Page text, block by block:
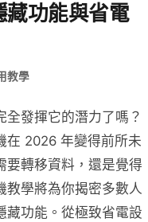
功能與省電
教學
發揮它的潛力了嗎？
在 2026 年變得前所未
要轉移資料，還是覺得
教學將為你揭密多數人
功能。從極致省電設